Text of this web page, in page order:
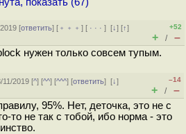
[ответить] [ ﹢﹢﹢] [ · · ·][↓] [↑]
+52
+ / –
нужен только совсем тупым.
11/2019 [^] [^^] [^^^] [ответить][↓]
–14
+ / –
95%. Нет, деточка, это не с
то не так с тобой, ибо норма - это